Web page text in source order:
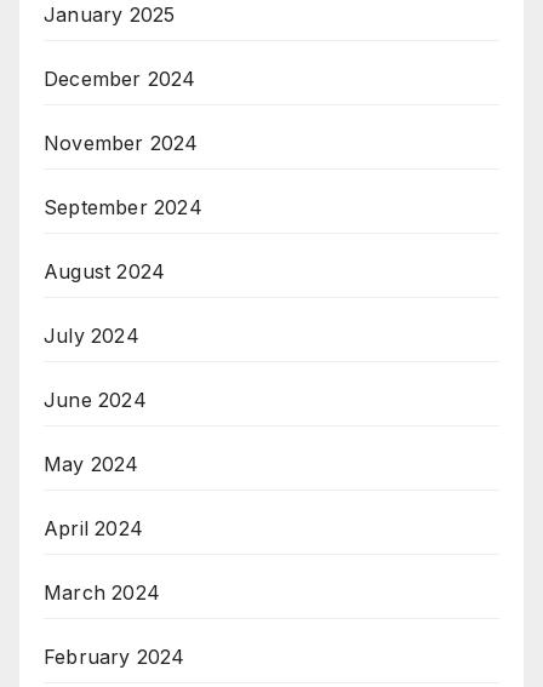
January 2025
December 2024
November 2024
September 2024
August 2024
July 2024
June 2024
May 2024
April 2024
March 2024
February 2024